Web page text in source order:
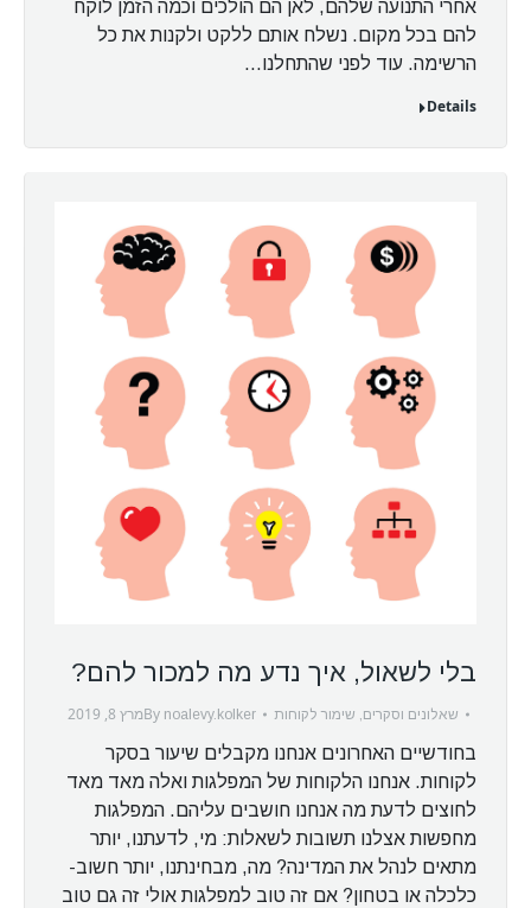
אחרי התנועה שלהם, לאן הם הולכים וכמה הזמן לוקח
להם בכל מקום. נשלח אותם ללקט ולקנות את כל
הרשימה. עוד לפני שהתחלנו…
Details
בלי לשאול, איך נדע מה למכור להם?
שאלונים וסקרים, שימור לקוחות By noalevy.kolker
מרץ 8, 2019
בחודשיים האחרונים אנחנו מקבלים שיעור בסקר
לקוחות. אנחנו הלקוחות של המפלגות ואלה מאד מאד
לחוצים לדעת מה אנחנו חושבים עליהם. המפלגות
מחפשות אצלנו תשובות לשאלות: מי, לדעתנו, יותר
מתאים לנהל את המדינה? מה, מבחינתנו, יותר חשוב-
כלכלה או בטחון? אם זה טוב למפלגות אולי זה גם טוב